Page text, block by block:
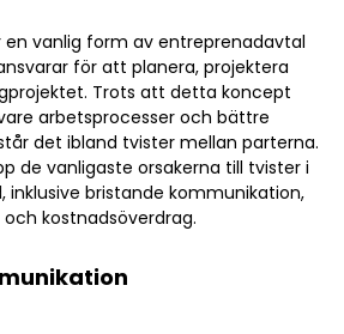
vanlig form av entreprenadavtal
för att planera, projektera
Trots att detta koncept
arbetsprocesser och bättre
det ibland tvister mellan parterna.
de vanligaste orsakerna till tvister i
bristande kommunikation,
kostnadsöverdrag.